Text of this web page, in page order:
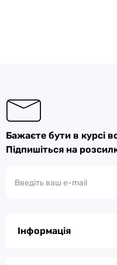
Бажаєте бути в курсі
Підпишіться на
Інформація